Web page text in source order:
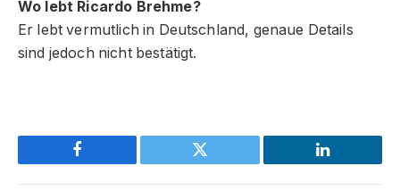
Wo lebt Ricardo Brehme?
Er lebt vermutlich in Deutschland, genaue Details
sind jedoch nicht bestätigt.
Facebook Twitter LinkedIn